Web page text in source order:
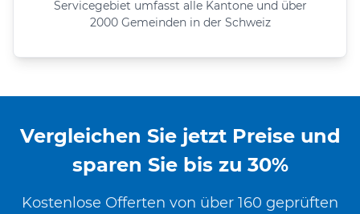
Servicegebiet umfasst alle Kantone und über
2000 Gemeinden in der Schweiz
Vergleichen Sie jetzt Preise und
sparen Sie bis zu 30%
Kostenlose Offerten von über 160 geprüften